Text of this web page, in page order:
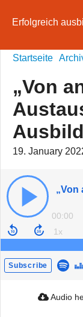
Erfolgreich
Startseite
„Von
19. January
00:00
Subscribe
Audio